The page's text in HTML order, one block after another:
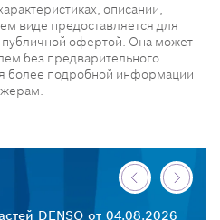
описании,
виде предоставляется для
публичной офертой. Она может
без предварительного
более подробной информации
DENSO от 04.08.2026